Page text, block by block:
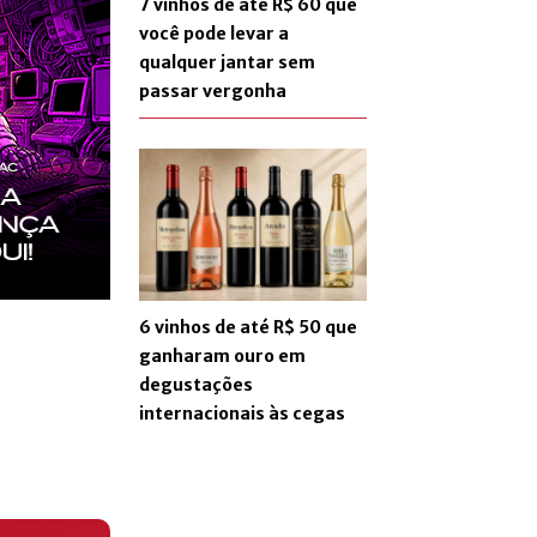
7 vinhos de até R$ 60 que
você pode levar a
qualquer jantar sem
passar vergonha
6 vinhos de até R$ 50 que
ganharam ouro em
degustações
internacionais às cegas